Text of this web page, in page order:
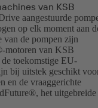
van KSB
aangestuurde
op elk moment aan
van de pompen zijn
motoren van KSB
toekomstige EU-
bij uitstek geschikt
en de vraaggerichte
het uitgebreide